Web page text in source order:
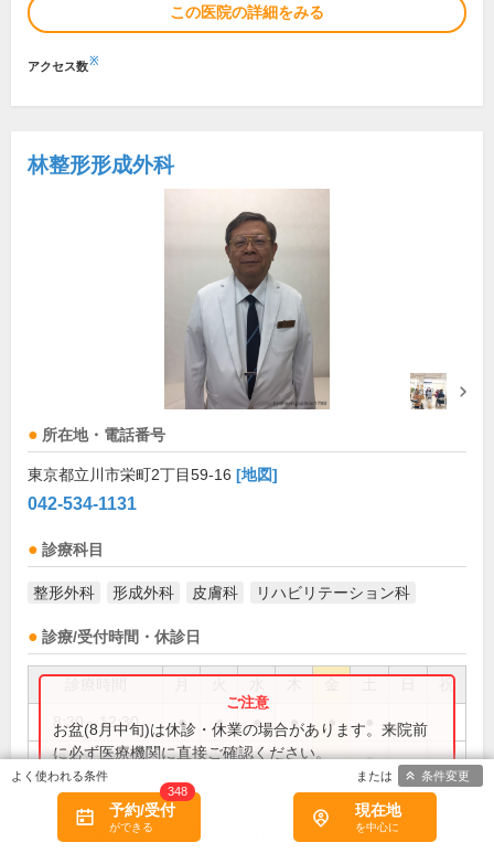
この医院の詳細をみる
アクセス数※
林整形形成外科
所在地・電話番号
東京都立川市栄町2丁目59-16 [地図]
042-534-1131
診療科目
整形外科 形成外科 皮膚科 リハビリテーション科
診療/受付時間・休診日
祝
8:30～12:30 ● ● ● ● ●
13:30～16:30 ●
14:30～18:30 ● ● ●
お盆(8月中旬)は休診・休業の場合があります。来院前
に必ず医療機関に直接ご確認ください。
×閉じる
備考: 受付時間は診療の30分前
予約/受付
348
現在地
条件変更